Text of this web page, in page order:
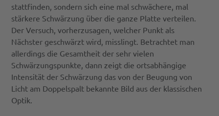
stattfinden, sondern sich eine mal schwächere, mal
stärkere Schwärzung über die ganze Platte verteilen.
Der Versuch, vorherzusagen, welcher Punkt als
Nächster geschwärzt wird, misslingt. Betrachtet man
allerdings die Gesamtheit der sehr vielen
Schwärzungspunkte, dann zeigt die ortsabhängige
Intensität der Schwärzung das von der Beugung von
Licht am Doppelspalt bekannte Bild aus der klassischen
Optik.